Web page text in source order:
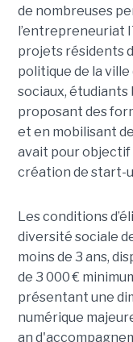
de nombreuses
l’entrepreneuriat
projets résidents
politique de la
sociaux, étudiants
proposant des
et en mobilisant
avait pour objectif
création de start-
Les conditions
diversité sociale
moins de 3 ans,
de 3 000 €
présentant une
numérique
an